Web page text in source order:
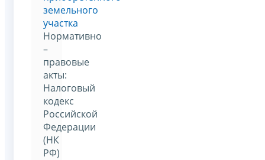
земельного
участка
Нормативно
–
правовые
акты:
Налоговый
кодекс
Российской
Федерации
(НК
РФ)